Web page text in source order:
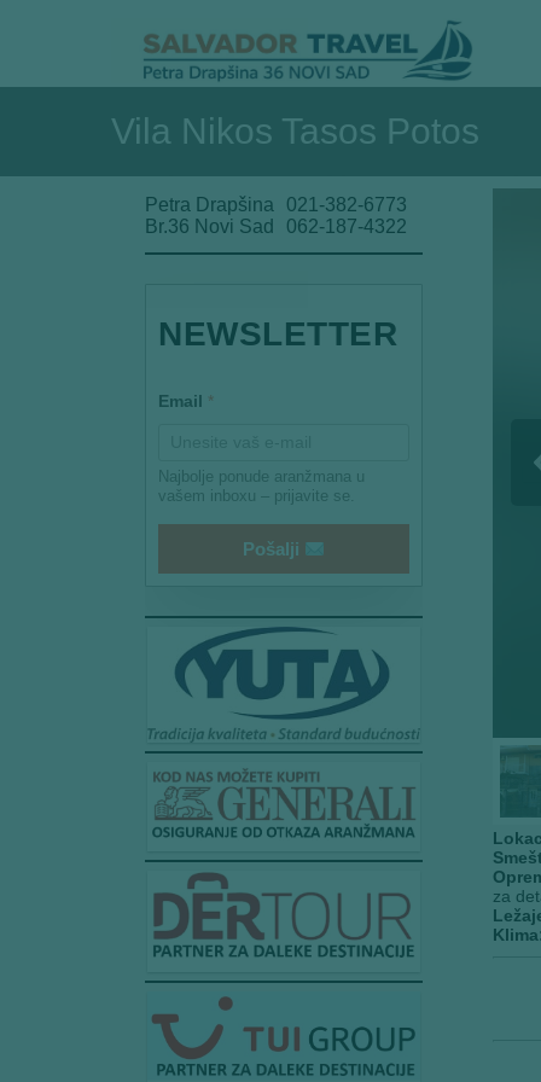
Vila Nikos Tasos Potos
za
Klima:
Petra Drapšina
Br.36 Novi Sad
021-382-6773
062-187-4322
NEWSLETTER
Email *
Najbolje ponude aranžmana u
vašem inboxu – prijavite se.
Pošalji